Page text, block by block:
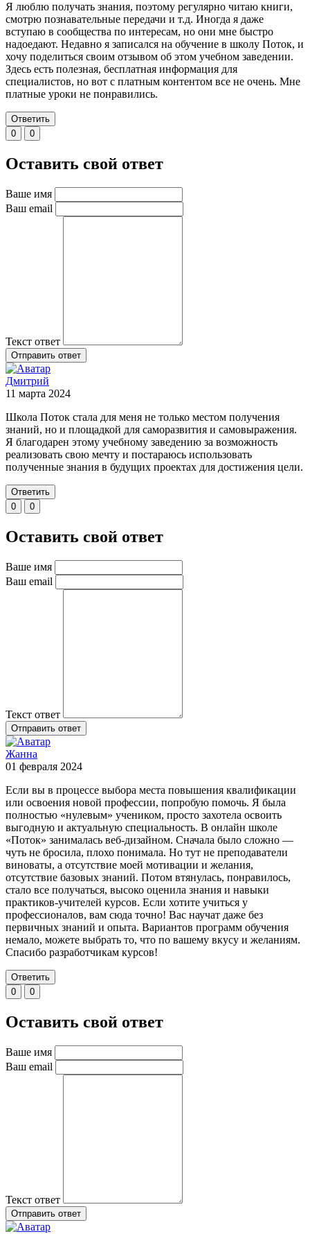
Я люблю получать знания, поэтому регулярно читаю книги,
смотрю познавательные передачи и т.д. Иногда я даже
вступаю в сообщества по интересам, но они мне быстро
надоедают. Недавно я записался на обучение в школу Поток, и
хочу поделиться своим отзывом об этом учебном заведении.
Здесь есть полезная, бесплатная информация для
специалистов, но вот с платным контентом все не очень. Мне
платные уроки не понравились.
Ответить
0
0
Оставить свой ответ
Ваше имя
Ваш email
Текст ответ
Отправить ответ
Дмитрий
11 марта 2024
Школа Поток стала для меня не только местом получения
знаний, но и площадкой для саморазвития и самовыражения.
Я благодарен этому учебному заведению за возможность
реализовать свою мечту и постараюсь использовать
полученные знания в будущих проектах для достижения цели.
Ответить
0
0
Оставить свой ответ
Ваше имя
Ваш email
Текст ответ
Отправить ответ
Жанна
01 февраля 2024
Если вы в процессе выбора места повышения квалификации
или освоения новой профессии, попробую помочь. Я была
полностью «нулевым» учеником, просто захотела освоить
выгодную и актуальную специальность. В онлайн школе
«Поток» занималась веб-дизайном. Сначала было сложно —
чуть не бросила, плохо понимала. Но тут не преподаватели
виноваты, а отсутствие моей мотивации и желания,
отсутствие базовых знаний. Потом втянулась, понравилось,
стало все получаться, высоко оценила знания и навыки
практиков-учителей курсов. Если хотите учиться у
профессионалов, вам сюда точно! Вас научат даже без
первичных знаний и опыта. Вариантов программ обучения
немало, можете выбрать то, что по вашему вкусу и желаниям.
Спасибо разработчикам курсов!
Ответить
0
0
Оставить свой ответ
Ваше имя
Ваш email
Текст ответ
Отправить ответ